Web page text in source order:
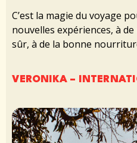
C’est la magie du voyage
nouvelles expériences, à
sûr, à de la bonne
VERONIKA –